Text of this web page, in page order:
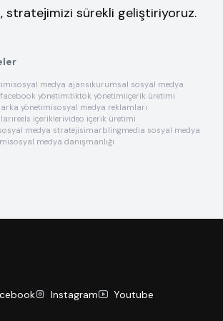
stratejimizi sürekli geliştiriyoruz.
sosyal medya ajansıkurumsal sosyal medya
facebook yönetimitiktok yönetimiiçerik üretimi
yönetimisosyal medya reklamları
reels içeriklerivideo içerik üretimi
medya stratejisimarblingmedia sosyal medya
sosyal medya danışmanlığı
Instagram Youtube